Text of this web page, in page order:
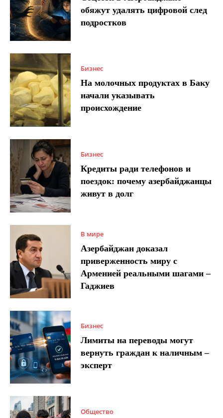
обяжут удалять цифровой след
подростков
Бизнес
На молочных продуктах в Баку
начали указывать
происхождение
Бизнес
Кредиты ради телефонов и
поездок: почему азербайджанцы
живут в долг
В мире
Азербайджан доказал
приверженность миру с
Арменией реальными шагами –
Гаджиев
Бизнес
Лимиты на переводы могут
вернуть граждан к наличным –
эксперт
Общество